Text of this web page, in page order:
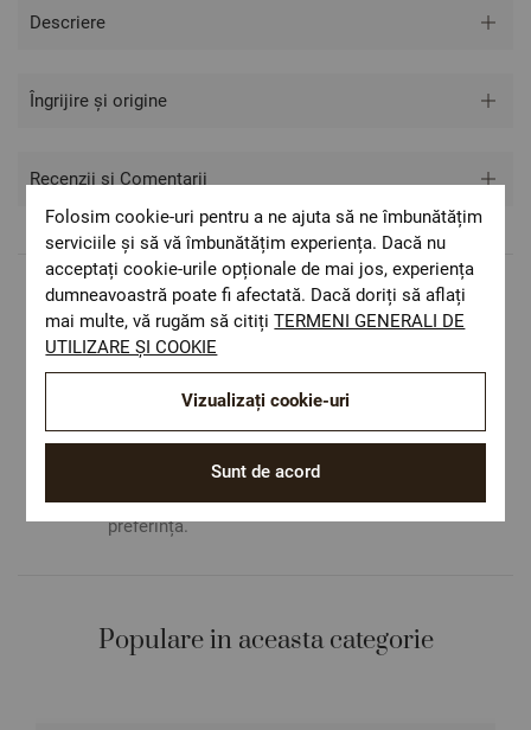
Descriere
Îngrijire și origine
Recenzii si Comentarii
Livrare rapida
Costul de livrare este 19.60 lei pe teritoriul
României.
Materiale textile care sunt sigure pentru
sănătatea dumneavoastră.
Design autentic
Culori și imprimeuri pentru orice stil și
preferință.
Populare in aceasta categorie
Folosim cookie-uri pentru a ne ajuta să ne îmbunătățim
serviciile și să vă îmbunătățim experiența. Dacă nu
acceptați cookie-urile opționale de mai jos, experiența
dumneavoastră poate fi afectată. Dacă doriți să aflați
mai multe, vă rugăm să citițiTERMENI GENERALI DE
UTILIZARE ȘI COOKIE
Sunt de acord
Vizualizați cookie-uri